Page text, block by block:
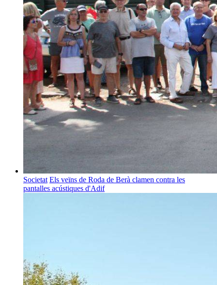
Societat Els veïns de Roda de Berà clamen contra les
pantalles acústiques d'Adif